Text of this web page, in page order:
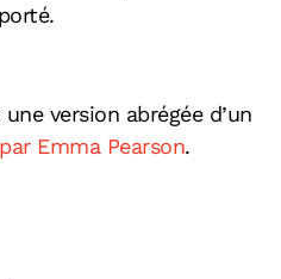
version abrégée d’un
Emma Pearson.